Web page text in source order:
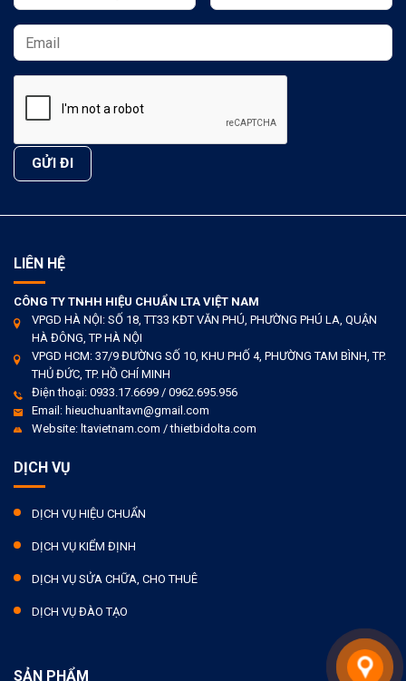
LIÊN HỆ
CÔNG TY TNHH HIỆU CHUẨN LTA VIỆT NAM
VPGD HÀ NỘI: SỐ 18, TT33 KĐT VĂN PHÚ, PHƯỜNG PHÚ LA, QUẬN
HÀ ĐÔNG, TP HÀ NỘI
VPGD HCM: 37/9 ĐƯỜNG SỐ 10, KHU PHỐ 4, PHƯỜNG TAM BÌNH, TP.
THỦ ĐỨC, TP. HỒ CHÍ MINH
Điện thoại: 0933.17.6699 / 0962.695.956
Email: hieuchuanltavn@gmail.com
Website: ltavietnam.com / thietbidolta.com
DỊCH VỤ
DỊCH VỤ HIỆU CHUẨN
DỊCH VỤ KIỂM ĐỊNH
DỊCH VỤ SỬA CHỮA, CHO THUÊ
DỊCH VỤ ĐÀO TẠO
SẢN PHẨM